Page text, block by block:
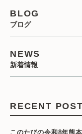
BLOG
ブログ
NEWS
新着情報
RECENT
このたびの令和8年熊